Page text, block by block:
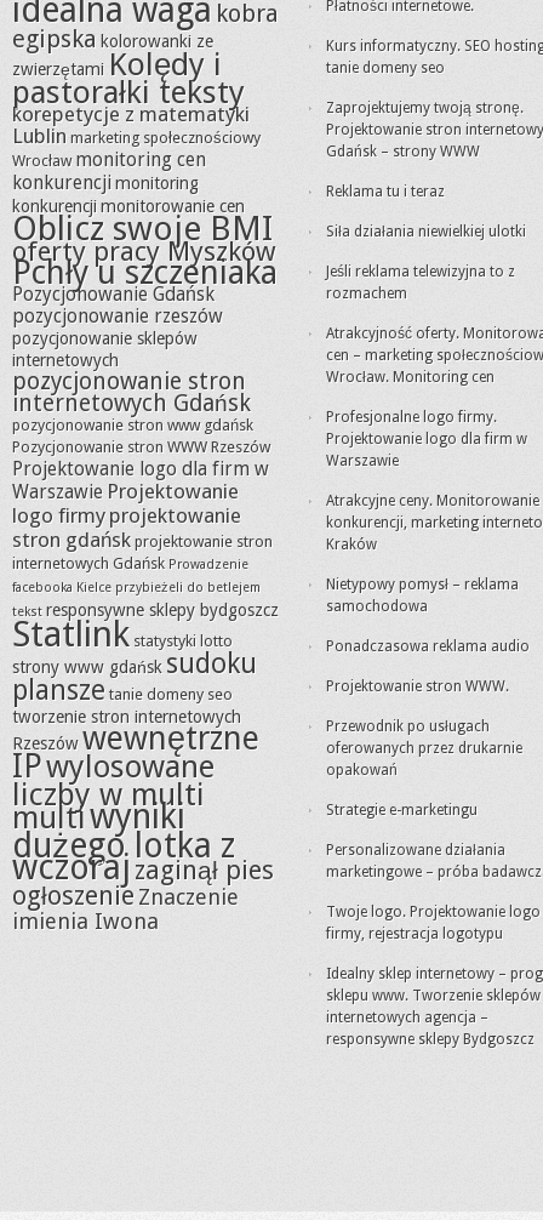
idealna waga kobra
egipska kolorowanki ze
zwierzętami Kolędy i
pastorałki teksty
korepetycje z matematyki
Lublin marketing społecznościowy
Wrocław monitoring cen
konkurencjimonitoring
konkurencjimonitorowanie cen
Oblicz swoje BMI
oferty pracy Myszków
Pchły u szczeniaka
Pozycjonowanie Gdańsk
pozycjonowanie rzeszów
pozycjonowanie sklepów
internetowych
pozycjonowanie stron
internetowych Gdańsk
pozycjonowanie stron www gdańsk
Pozycjonowanie stron WWW Rzeszów
Projektowanie logo dla firm w
Warszawie Projektowanie
logo firmy projektowanie
stron gdańsk projektowanie stron
internetowych Gdańsk Prowadzenie
facebooka Kielce przybieżeli do betlejem
tekst responsywne sklepy bydgoszcz
Statlink statystyki lotto
strony www gdańsk sudoku
plansze tanie domeny seo
tworzenie stron internetowych
Rzeszówwewnętrzne
IPwylosowane
liczby w multi
multiwyniki
dużego lotka z
wczoraj zaginął pies
ogłoszenieZnaczenie
imienia Iwona
Płatności internetowe.
Kurs informatyczny. SEO
tanie domeny seo
Zaprojektujemy twoją stronę.
Projektowanie stron
Gdańsk – strony WWW
Reklama tu i teraz
Siła działania niewielkiej ulotki
Jeśli reklama telewizyjna to z
rozmachem
Atrakcyjność oferty.
cen – marketing
Wrocław. Monitoring cen
Profesjonalne logo firmy.
Projektowanie logo dla firm w
Warszawie
Atrakcyjne ceny. Monitorowanie
konkurencji, marketing
Kraków
Nietypowy pomysł – reklama
samochodowa
Ponadczasowa reklama audio
Projektowanie stron WWW.
Przewodnik po usługach
oferowanych przez drukarnie
opakowań
Strategie e-marketingu
Personalizowane działania
marketingowe – próba
Twoje logo. Projektowanie logo
firmy, rejestracja logotypu
Idealny sklep internetowy –
sklepu www. Tworzenie sklepów
internetowych agencja –
responsywne sklepy Bydgoszcz